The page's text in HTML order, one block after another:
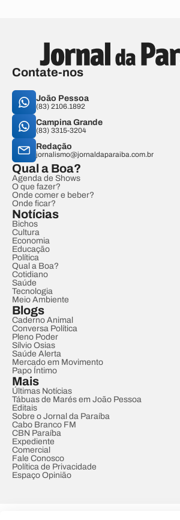
Contate-nos
João Pessoa
(83) 2106.1892
Campina Grande
(83) 3315-3204
Redação
jornalismo@jornaldaparaiba.com.br
Qual a Boa?
Agenda de Shows
O que fazer?
Onde comer e beber?
Onde ficar?
Notícias
Bichos
Cultura
Economia
Educação
Política
Qual a Boa?
Cotidiano
Saúde
Tecnologia
Meio Ambiente
Blogs
Caderno Animal
Conversa Política
Pleno Poder
Sílvio Osias
Saúde Alerta
Mercado em Movimento
Papo Íntimo
Mais
Últimas Notícias
Tábuas de Marés em João Pessoa
Editais
Sobre o Jornal da Paraíba
Cabo Branco FM
CBN Paraíba
Expediente
Comercial
Fale Conosco
Política de Privacidade
Espaço Opinião